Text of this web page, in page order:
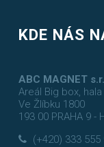
KDE NÁS
ABC MAGNET
Areál Big box, hala
Ve Žlíbku 1800
193 00 PRAHA 9 -
(+420) 333 555